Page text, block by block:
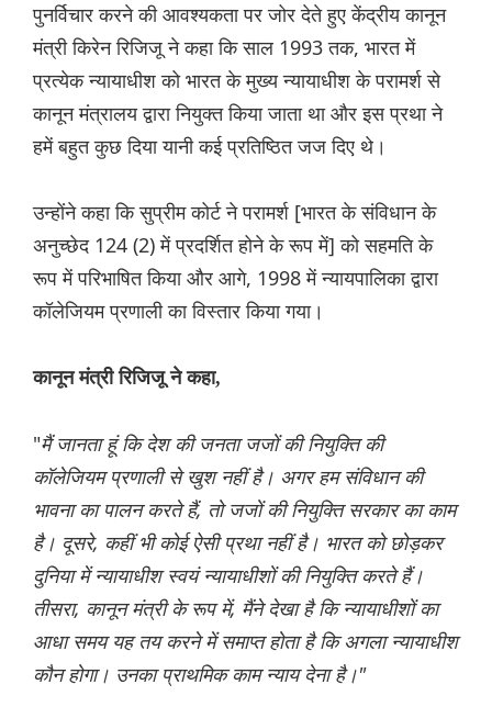
पुनर्विचार करने की आवश्यकता पर जोर देते हुए केंद्रीय कानून
मंत्री किरेन रिजिजू ने कहा कि साल 1993 तक, भारत में
प्रत्येक न्यायाधीश को भारत के मुख्य न्यायाधीश के परामर्श से
कानून मंत्रालय द्वारा नियुक्त किया जाता था और इस प्रथा ने
हमें बहुत कुछ दिया यानी कई प्रतिष्ठित जज दिए थे।
उन्होंने कहा कि सुप्रीम कोर्ट ने परामर्श [भारत के संविधान के
अनुच्छेद 124 (2) में प्रदर्शित होने के रूप में] को सहमति के
रूप में परिभाषित किया और आगे, 1998 में न्यायपालिका द्वारा
कॉलेजियम प्रणाली का विस्तार किया गया।
कानून मंत्री रिजिजू ने कहा,
"मैं जानता हूं कि देश की जनता जजों की नियुक्ति की
कॉलेजियम प्रणाली से खुश नहीं है। अगर हम संविधान की
भावना का पालन करते हैं, तो जजों की नियुक्ति सरकार का काम
है। दूसरे, कहीं भी कोई ऐसी प्रथा नहीं है। भारत को छोड़कर
दुनिया में न्यायाधीश स्वयं न्यायाधीशों की नियुक्ति करते हैं।
तीसरा, कानून मंत्री के रूप में, मैंने देखा है कि न्यायाधीशों का
आधा समय यह तय करने में समाप्त होता है कि अगला न्यायाधीश
कौन होगा। उनका प्राथमिक काम न्याय देना है।"